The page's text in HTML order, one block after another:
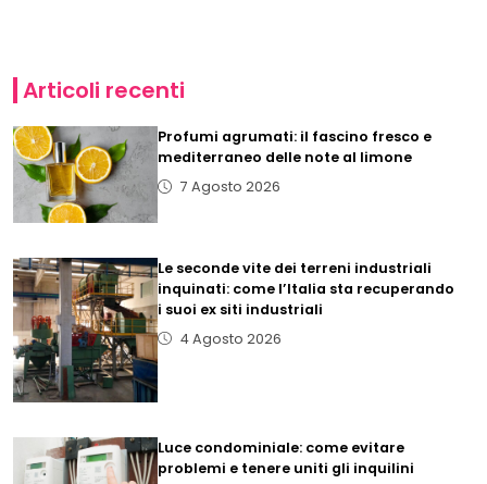
Articoli recenti
Profumi agrumati: il fascino fresco e
mediterraneo delle note al limone
7 Agosto 2026
Le seconde vite dei terreni industriali
inquinati: come l’Italia sta recuperando
i suoi ex siti industriali
4 Agosto 2026
Luce condominiale: come evitare
problemi e tenere uniti gli inquilini